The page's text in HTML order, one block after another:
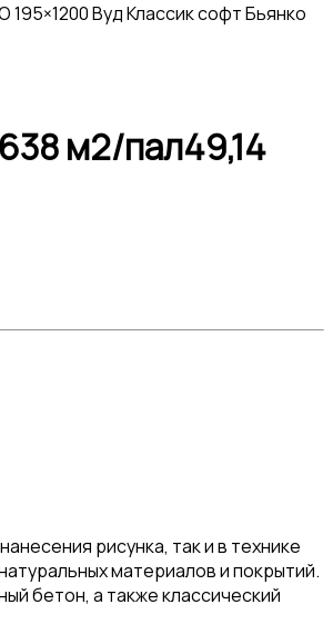
195×1200 Вуд Классик софт Бьянко
м2/пал49,14
рисунка, так и в технике
материалов и покрытий.
бетон, а также классический